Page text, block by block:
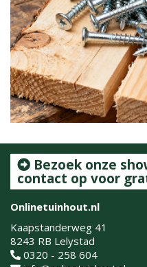
Bezoek onze
contact op voor
Onlinetuinhout.nl
Kaapstanderweg 41
8243 RB Lelystad
0320 - 258 604